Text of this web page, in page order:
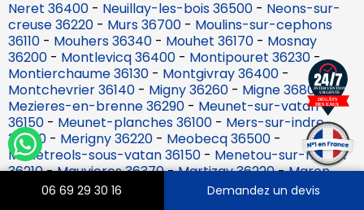
06 69 29 30 16 Demandez un devis
Neret 36400 - Neuillay-les-bois 36500 - Neons-sur-
creuse 36220 - Murs 36700 - Moulins-sur-cephons
36110 - Mouhers 36340 - Mouhet 36170 - Mosnay
36200 - Montlevicq 36400 - Montipouret 36230 -
Montierchaume 36130 - Montgivray 36400 -
Montchevrier 36140 - Migny 36260 - Migne 36800-
Mezieres-en-brenne 36290 - Meunet-sur-vatan
36150 - Meunet-planches 36100 - Mers-sur-indre
36230 - Merigny 36220 - Meobecq 36500 -
Menetreols-sous-vatan 36150 - Menetou-sur-nahon
36210-Mauvieres 36370-Martizay 36220-Maron
36120- Malicornay 36340 Maillet 36340 -Lys-saint-